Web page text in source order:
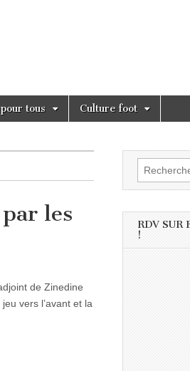
tous Culture foot
les
de Zinedine
vers l’avant et la
Rechercher :
RDV SUR
!